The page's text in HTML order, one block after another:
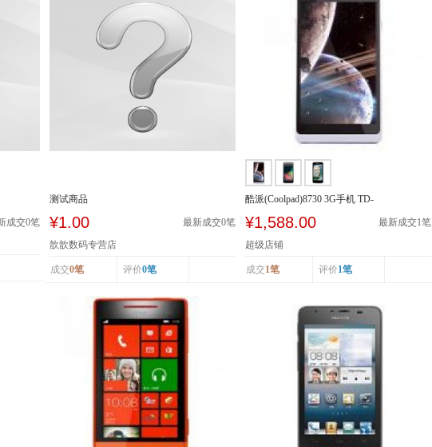
成交0笔
测试商品
¥1.00 最新成交0笔
歆歆数码专营店
成交0笔 评价0笔
酷派(Coolpad)8730 3G手机 TD-
¥1,588.00 最新成交1笔
超级店铺
成交1笔 评价1笔